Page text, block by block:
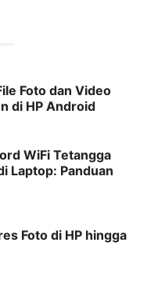
Foto dan Video
di HP Android
WiFi Tetangga
Laptop: Panduan
Foto di HP hingga